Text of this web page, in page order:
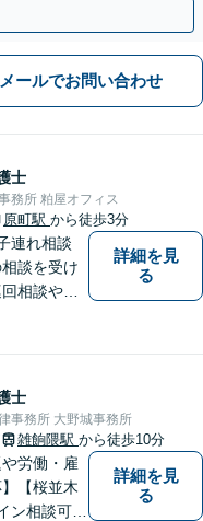
メールでお問い合わせ
士
務所 粕屋オフィス
原町駅 から徒歩3分
連れ相談
談を受け
相談や出
。安心し
詳細を見
る
士
事務所 大野城事務所
雑餉隈駅 から徒歩10分
や労働・雇
【桜並木
ン相談可
詳細を見
る